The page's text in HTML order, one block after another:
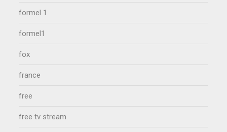
formel 1
formel1
fox
france
free
free tv stream